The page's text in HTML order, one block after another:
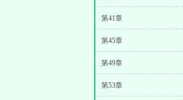
第41章
第45章
第49章
第53章